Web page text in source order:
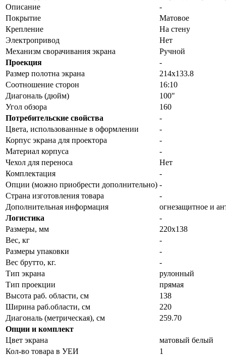
Описание
-
Покрытие
Матовое
Крепление
На стену
Электропривод
Нет
Механизм сворачивания экрана
Ручной
Проекция
-
Размер полотна экрана
214x133.8
Соотношение сторон
16:10
Диагональ (дюйм)
100"
Угол обзора
160
Потребительские свойства
-
Цвета, использованные в оформлении
-
Корпус экрана для проектора
-
Материал корпуса
-
Чехол для переноса
Нет
Комплектация
-
Опции (можно приобрести дополнительно) -
Страна изготовления товара
-
Дополнительная информация
огнезащитное и
Логистика
-
Размеры, мм
220x138
Вес, кг
-
Размеры упаковки
-
Вес брутто, кг.
-
Тип экрана
рулонный
Тип проекции
прямая
Высота раб. области, см
138
Ширина раб.области, см
220
Диагональ (метрическая), см
259.70
Опции и комплект
Цвет экрана
матовый белый
Кол-во товара в УЕИ
1